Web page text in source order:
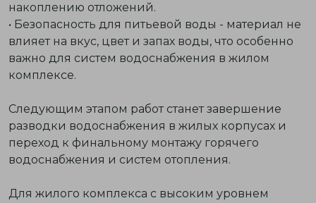
накоплению отложений.
• Безопасность для питьевой воды - материал не
влияет на вкус, цвет и запах воды, что особенно
важно для систем водоснабжения в жилом
комплексе.
Следующим этапом работ станет завершение
разводки водоснабжения в жилых корпусах и
переход к финальному монтажу горячего
водоснабжения и систем отопления.
Для жилого комплекса с высоким уровнем